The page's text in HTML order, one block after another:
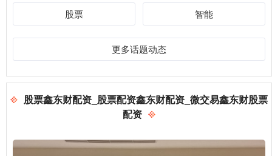
股票 智能
更多话题动态
股票鑫东财配资_股票配资鑫东财配资_微交易鑫东财股票
配资